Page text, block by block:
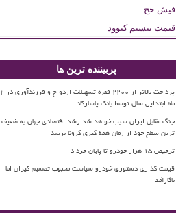
فیش حج
قیمت بیسیم کنوود
پربیننده ترین ها
پرداخت بالاتر از ۲۲۰۰ فقره تسهیلات ازدواج و فرزندآوری در ۲
ماه ابتدایی سال توسط بانک پاسارگاد
جنگ مقابل ایران سبب خواهد شد رشد اقتصادی جهان به ضعیف
ترین سطح خود از زمان همه گیری کرونا برسد
ترخیص ۱۵ هزار خودرو تا پایان خرداد
قیمت گذاری دستوری خودرو سیاست محبوب تصمیم گیران اما
ناکارآمد